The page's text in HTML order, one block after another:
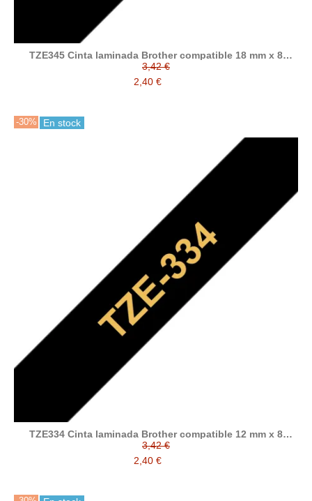
TZE345 Cinta laminada Brother compatible 18 mm x 8
metros
3,42 €
2,40 €
-30% En stock
TZE334 Cinta laminada Brother compatible 12 mm x 8
metros
3,42 €
2,40 €